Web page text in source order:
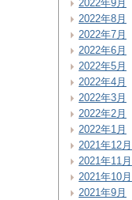
2022年9月
2022年8月
2022年7月
2022年6月
2022年5月
2022年4月
2022年3月
2022年2月
2022年1月
2021年12月
2021年11月
2021年10月
2021年9月